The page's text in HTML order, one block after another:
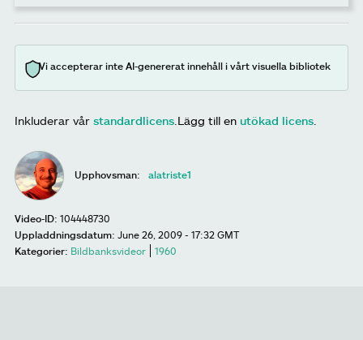
Vi accepterar inte AI-genererat innehåll i vårt visuella bibliotek
Inkluderar vår standardlicens Lägg till en utökad licens
Upphovsman: alatriste1
Video-ID: 104448730
Uppladdningsdatum: June 26, 2009 - 17:32 GMT
Kategorier: Bildbanksvideor 1960